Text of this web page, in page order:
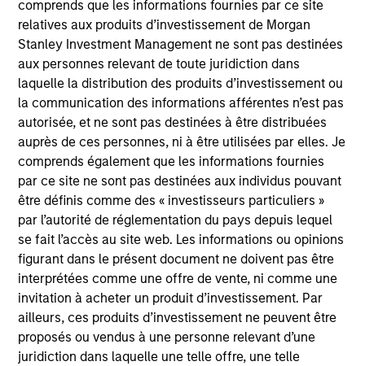
comprends que les informations fournies par ce site
relatives aux produits d’investissement de Morgan
Stanley Investment Management ne sont pas destinées
aux personnes relevant de toute juridiction dans
laquelle la distribution des produits d’investissement ou
la communication des informations afférentes n’est pas
autorisée, et ne sont pas destinées à être distribuées
auprès de ces personnes, ni à être utilisées par elles. Je
comprends également que les informations fournies
par ce site ne sont pas destinées aux individus pouvant
être définis comme des « investisseurs particuliers »
par l’autorité de réglementation du pays depuis lequel
se fait l’accès au site web. Les informations ou opinions
figurant dans le présent document ne doivent pas être
interprétées comme une offre de vente, ni comme une
invitation à acheter un produit d’investissement. Par
ailleurs, ces produits d’investissement ne peuvent être
proposés ou vendus à une personne relevant d’une
juridiction dans laquelle une telle offre, une telle
agency notes.
Differentiators
1
Security Selection
We specialize in high quality securitized investing,
including traditional, low volatility ABS and Agency MBS
backed by single- and multi-family loans. Our approach
focuses on identifying securitized bonds with stable and